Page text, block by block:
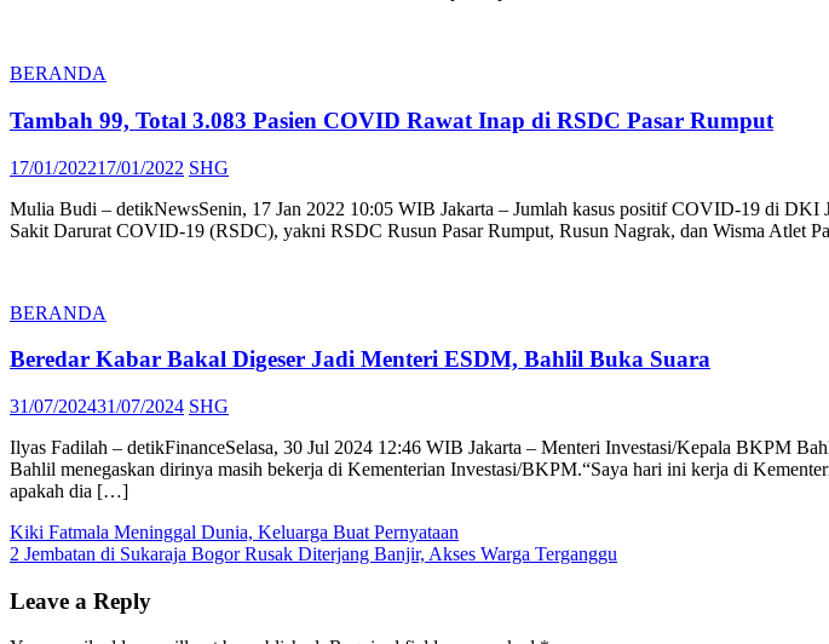
BERANDA
Tambah 99, Total 3.083 Pasien COVID Rawat Inap di RSDC Pasar Rumput
Posted
17/01/202217/01/2022 Author
SHG
Mulia Budi – detikNewsSenin, 17 Jan 2022 10:05 WIB Jakarta – Jumlah kasus positif COVID-19 di DKI
Sakit Darurat COVID-19 (RSDC), yakni RSDC Rusun Pasar Rumput, Rusun Nagrak, dan Wisma Atlet
BERANDA
Beredar Kabar Bakal Digeser Jadi Menteri ESDM, Bahlil Buka Suara
Posted
31/07/202431/07/2024 Author
SHG
Ilyas Fadilah – detikFinanceSelasa, 30 Jul 2024 12:46 WIB Jakarta – Menteri Investasi/Kepala BKPM
Bahlil menegaskan dirinya masih bekerja di Kementerian Investasi/BKPM.“Saya hari ini kerja di
apakah dia […]
Post
navigation
Kiki Fatmala Meninggal Dunia, Keluarga Buat Pernyataan
2 Jembatan di Sukaraja Bogor Rusak Diterjang Banjir, Akses Warga Terganggu
Leave a Reply